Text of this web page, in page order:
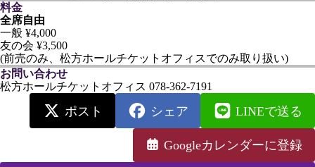
料金
全席自由
一般 ¥4,000
友の会 ¥3,500
(前売のみ、松方ホールチケットオフィスでのみ取り扱い)
お問い合わせ
松方ホールチケットオフィス 078-362-7191
ポスト シェア LINEで送る
Googleカレンダーに登録